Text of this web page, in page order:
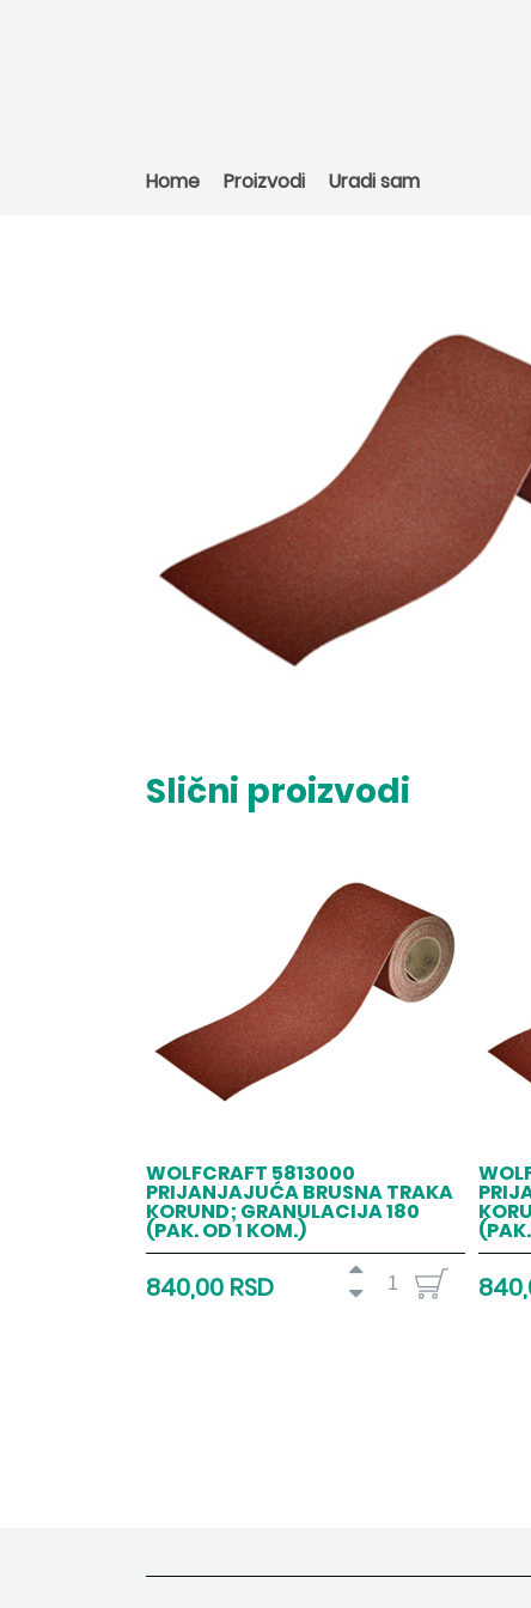
Home Proizvodi Uradi sam
Slični proizvodi
WOLFCRAFT 5813000
PRIJANJAJUĆA BRUSNA TRAKA
KORUND; GRANULACIJA 180
(PAK. OD 1 KOM.)
840,00 RSD